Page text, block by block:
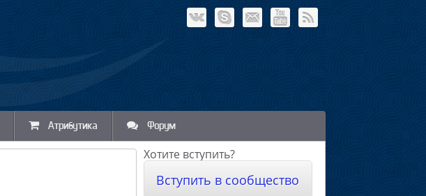
Атрибутика Форум
Хотите вступить?
Вступить в сообщество